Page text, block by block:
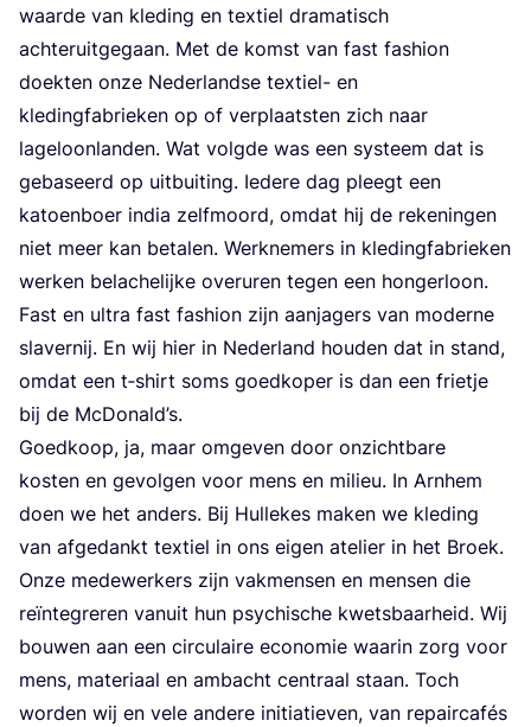
waar­de van kle­ding en tex­tiel dra­ma­tisch
ach­ter­uit­ge­gaan. Met de komst van fast fas­hi­on
doek­ten onze Neder­land­se tex­tiel- en
kle­ding­fa­brie­ken op of ver­plaat­sten zich naar
lage­loon­lan­den. Wat volg­de was een sys­teem dat is
geba­seerd op uit­bui­ting. Iede­re dag pleegt een
katoen­boer india zelf­moord, omdat hij de reke­nin­gen
niet meer kan beta­len. Werk­ne­mers in kle­ding­fa­brie­ken
wer­ken bela­che­lij­ke over­uren tegen een hon­ger­loon.
Fast en ultra fast fas­hi­on zijn aan­ja­gers van moder­ne
sla­ver­nij. En wij hier in Neder­land hou­den dat in stand,
omdat een t‑shirt soms goed­ko­per is dan een friet­je
bij de McDonald’s.
Goed­koop, ja, maar omge­ven door onzicht­ba­re
kos­ten en gevol­gen voor mens en mili­eu. In Arn­hem
doen we het anders. Bij Hul­le­kes maken we kle­ding
van afge­dankt tex­tiel in ons eigen ate­lier in het Broek.
Onze mede­wer­kers zijn vak­men­sen en men­sen die
reïn­te­gre­ren van­uit hun psy­chi­sche kwets­baar­heid. Wij
bou­wen aan een cir­cu­lai­re eco­no­mie waar­in zorg voor
mens, mate­ri­aal en ambacht cen­traal staan. Toch
wor­den wij en vele ande­re ini­ti­a­tie­ven, van repair­ca­fés